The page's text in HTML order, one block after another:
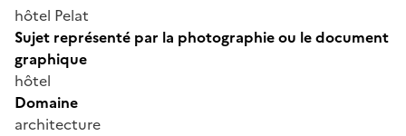
hôtel Pelat
Sujet représenté par la photographie ou le document
graphique
hôtel
Domaine
architecture